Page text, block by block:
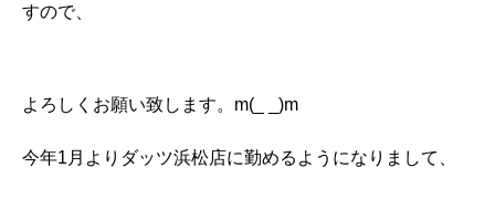
すので、
よろしくお願い致します。m(_ _)m
今年1月よりダッツ浜松店に勤めるようになりまして、